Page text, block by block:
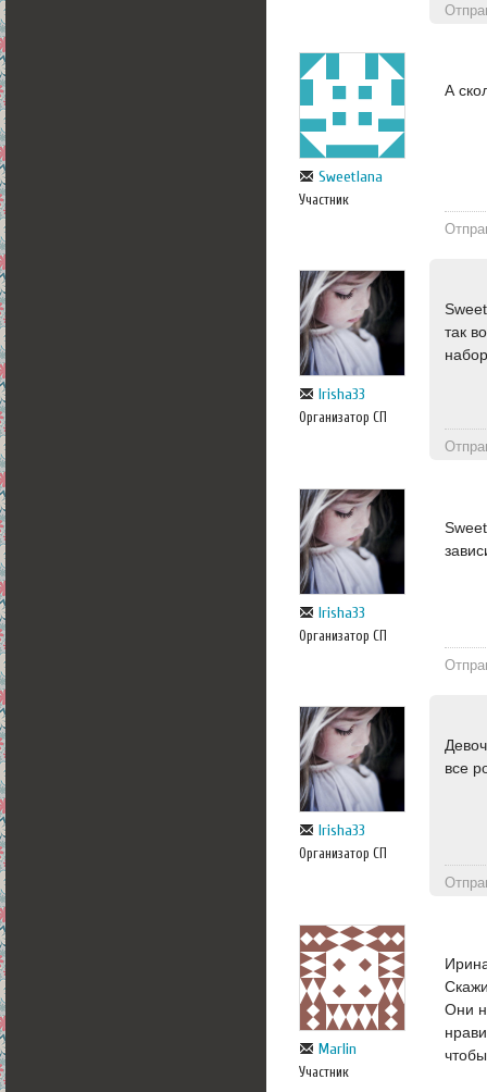
Sweetlana
Участник
А
Irisha33
Организатор СП
так
Irisha33
Организатор СП
Irisha33
Организатор СП
все
Marlin
Участник
Они